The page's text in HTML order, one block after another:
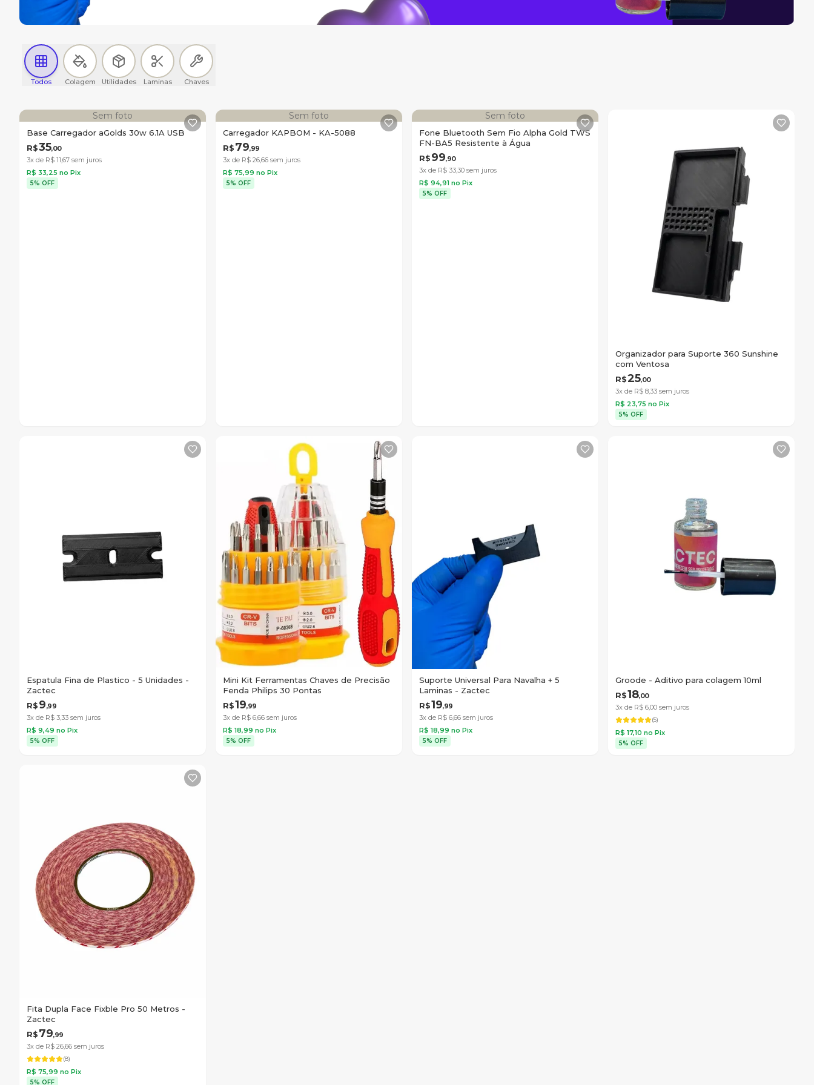
Todos Colagem Utilidades Laminas Chaves
Sem foto
Base Carregador aGolds 30w 6.1A USB
R$35,00
3x de R$ 11,67 sem juros
R$ 33,25 no Pix
5% OFF
Sem foto
Carregador KAPBOM - KA-5088
R$79,99
3x de R$ 26,66 sem juros
R$ 75,99 no Pix
5% OFF
Sem foto
Fone Bluetooth Sem Fio Alpha Gold TWS
FN-BA5 Resistente à Água
R$99,90
3x de R$ 33,30 sem juros
R$ 94,91 no Pix
5% OFF
Organizador para Suporte 360 Sunshine
com Ventosa
R$25,00
3x de R$ 8,33 sem juros
R$ 23,75 no Pix
5% OFF
Espatula Fina de Plastico - 5 Unidades -
Zactec
R$9,99
3x de R$ 3,33 sem juros
R$ 9,49 no Pix
5% OFF
Mini Kit Ferramentas Chaves de Precisão
Fenda Philips 30 Pontas
R$19,99
3x de R$ 6,66 sem juros
R$ 18,99 no Pix
5% OFF
Suporte Universal Para Navalha + 5
Laminas - Zactec
R$19,99
3x de R$ 6,66 sem juros
R$ 18,99 no Pix
5% OFF
Groode - Aditivo para colagem 10ml
R$18,00
3x de R$ 6,00 sem juros
(5)
R$ 17,10 no Pix
5% OFF
Fita Dupla Face Fixble Pro 50 Metros -
Zactec
R$79,99
3x de R$ 26,66 sem juros
(8)
R$ 75,99 no Pix
5% OFF